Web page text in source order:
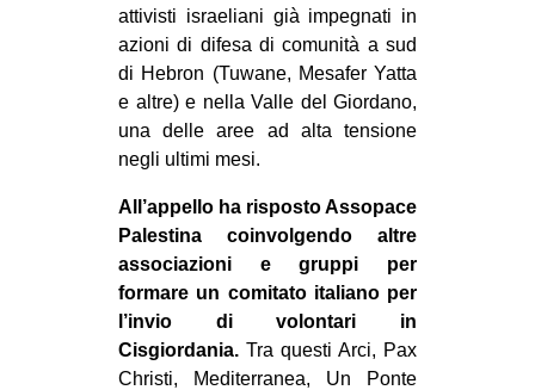
attivisti israeliani già impegnati in
azioni di difesa di comunità a sud
di Hebron (Tuwane, Mesafer Yatta
e altre) e nella Valle del Giordano,
una delle aree ad alta tensione
negli ultimi mesi.
All’appello ha risposto Assopace
Palestina coinvolgendo altre
associazioni e gruppi per
formare un comitato italiano per
l’invio di volontari in
Cisgiordania. Tra questi Arci, Pax
Christi, Mediterranea, Un Ponte